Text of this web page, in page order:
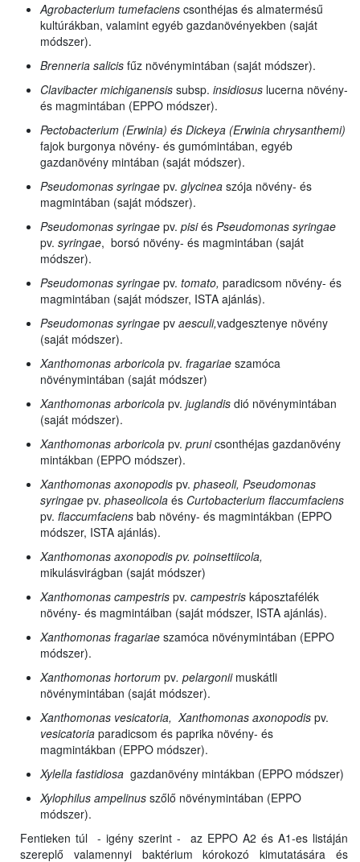
Agrobacterium tumefaciens csonthéjas és almatermésű
kultúrákban, valamint egyéb gazdanövényekben (saját
módszer).
Brenneria salicis fűz növénymintában (saját módszer).
Clavibacter michiganensis subsp. insidiosus lucerna növény-
és magmintában (EPPO módszer).
Pectobacterium (Erwinia) és Dickeya (Erwinia chrysanthemi)
fajok burgonya növény- és gumómintában, egyéb
gazdanövény mintában (saját módszer).
Pseudomonas syringae pv. glycinea szója növény- és
magmintában (saját módszer).
Pseudomonas syringae pv. pisiés Pseudomonas syringae
pv. syringae, borsó növény- és magmintában (saját
módszer).
Pseudomonas syringae pv. tomato, paradicsom növény- és
magmintában (saját módszer, ISTA ajánlás).
Pseudomonas syringae pv aesculi,vadgesztenye növény
(saját módszer).
Xanthomonas arboricola pv. fragariae szamóca
növénymintában (saját módszer)
Xanthomonas arboricola pv. juglandis dió növénymintában
(saját módszer).
Xanthomonas arboricola pv. prunicsonthéjas gazdanövény
mintákban (EPPO módszer).
Xanthomonas axonopodis pv. phaseoli, Pseudomonas
syringae pv. phaseolicola és Curtobacterium flaccumfaciens
pv. flaccumfaciens bab növény- és magmintákban (EPPO
módszer, ISTA ajánlás).
Xanthomonas axonopodis pv. poinsettiicola,
mikulásvirágban (saját módszer)
Xanthomonas campestris pv. campestris káposztafélék
növény- és magmintáiban (saját módszer, ISTA ajánlás).
Xanthomonas fragariae szamóca növénymintában (EPPO
módszer).
Xanthomonas hortorum pv. pelargoniimuskátli
növénymintában (saját módszer).
Xanthomonas vesicatoria, Xanthomonas axonopodis pv.
vesicatoria paradicsom és paprika növény- és
magmintákban (EPPO módszer).
Xylella fastidiosa gazdanövény mintákban (EPPO módszer)
Xylophilus ampelinus szőlő növénymintában (EPPO
módszer).
Fentieken túl - igény szerint - az EPPO A2 és A1-es listáján
szereplő valamennyi baktérium kórokozó kimutatására és